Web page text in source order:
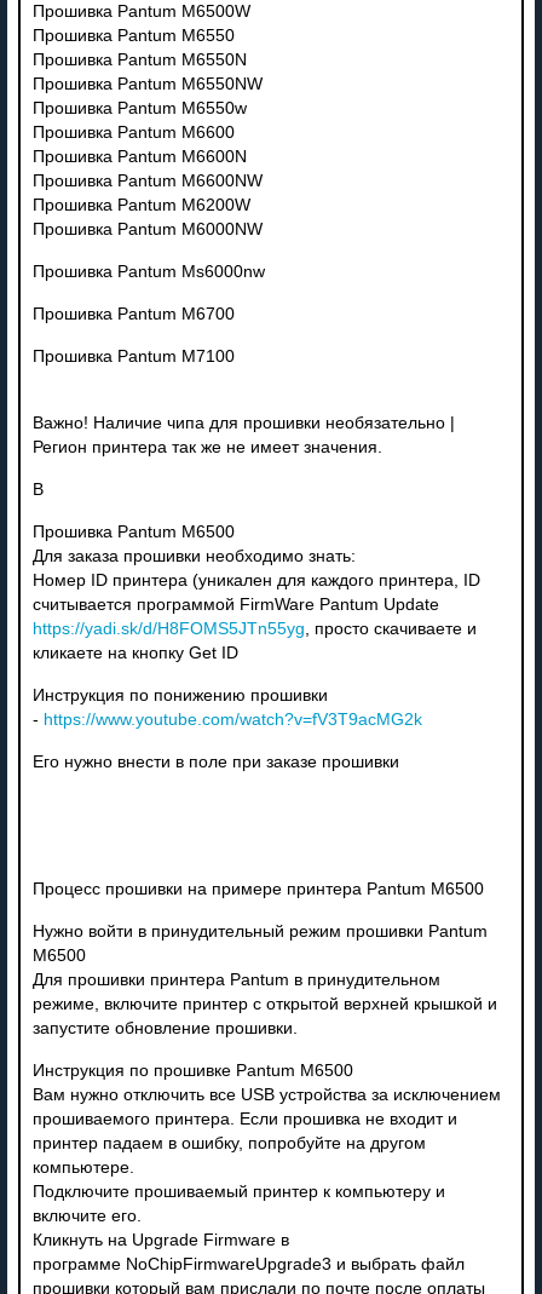
Прошивка Pantum M6500W
Прошивка Pantum M6550
Прошивка Pantum M6550N
Прошивка Pantum M6550NW
Прошивка Pantum M6550w
Прошивка Pantum M6600
Прошивка Pantum M6600N
Прошивка Pantum M6600NW
Прошивка Pantum M6200W
Прошивка Pantum M6000NW
Прошивка Pantum Ms6000nw
Прошивка Pantum M6700
Прошивка Pantum M7100
Важно! Наличие чипа для прошивки необязательно |
Регион принтера так же не имеет значения.
В
Прошивка Pantum M6500
Для заказа прошивки необходимо знать:
Номер ID принтера (уникален для каждого принтера, ID
считывается программой FirmWare Pantum Update
https://yadi.sk/d/H8FOMS5JTn55yg , просто скачиваете и
кликаете на кнопку Get ID
Инструкция по понижению прошивки
- https://www.youtube.com/watch?v=fV3T9acMG2k
Его нужно внести в поле при заказе прошивки
Процесс прошивки на примере принтера Pantum M6500
Нужно войти в принудительный режим прошивки Pantum
M6500
Для прошивки принтера Pantum в принудительном
режиме, включите принтер с открытой верхней крышкой и
запустите обновление прошивки.
Инструкция по прошивке Pantum M6500
Вам нужно отключить все USB устройства за исключением
прошиваемого принтера. Если прошивка не входит и
принтер падаем в ошибку, попробуйте на другом
компьютере.
Подключите прошиваемый принтер к компьютеру и
включите его.
Кликнуть на Upgrade Firmware в
программе NoChipFirmwareUpgrade3 и выбрать файл
прошивки который вам прислали по почте после оплаты